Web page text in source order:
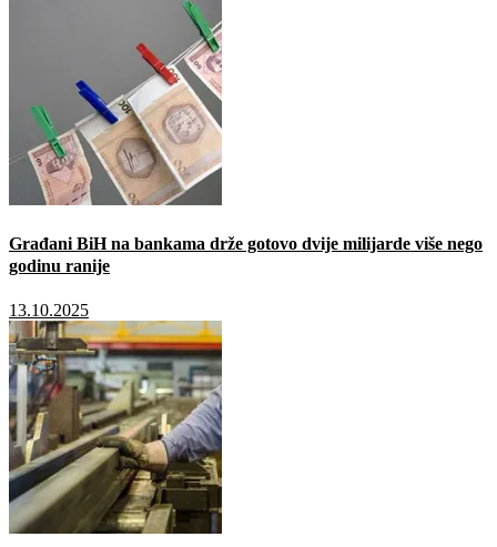
Građani BiH na bankama drže gotovo dvije milijarde više nego
godinu ranije
13.10.2025